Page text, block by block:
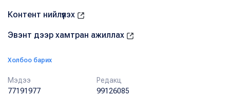
Контент нийлүүлэх
Эвэнт дээр хамтран ажиллах
Холбоо барих
Мэдээ
77191977
Редакц
99126085